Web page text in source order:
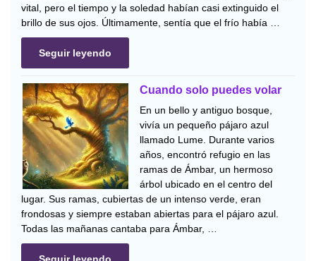
vital, pero el tiempo y la soledad habían casi extinguido el
brillo de sus ojos. Últimamente, sentía que el frío había …
Seguir leyendo
Cuando solo puedes volar
En un bello y antiguo bosque,
vivía un pequeño pájaro azul
llamado Lume. Durante varios
años, encontró refugio en las
ramas de Ámbar, un hermoso
árbol ubicado en el centro del
lugar. Sus ramas, cubiertas de un intenso verde, eran
frondosas y siempre estaban abiertas para el pájaro azul.
Todas las mañanas cantaba para Ámbar, …